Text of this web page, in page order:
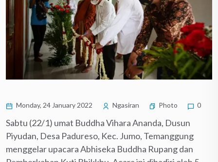
Monday, 24 January 2022 Ngasiran Photo 0
Sabtu (22/1) umat Buddha Vihara Ananda, Dusun
Piyudan, Desa Padureso, Kec. Jumo, Temanggung
menggelar upacara Abhiseka Buddha Rupang dan